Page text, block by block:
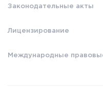
Законодательные акты
Лицензирование
Международные